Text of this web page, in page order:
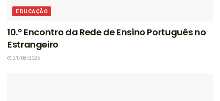
EDUCAÇÃO
10.º Encontro da Rede de Ensino Português no
Estrangeiro
21/08/2025